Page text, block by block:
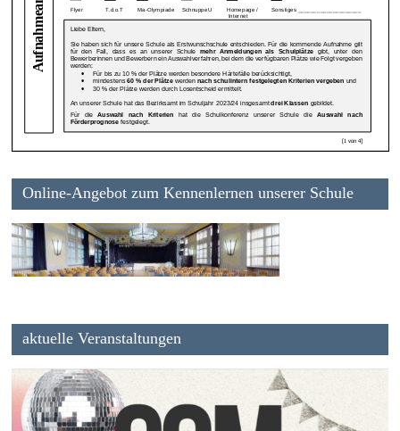
Online-Angebot zum Kennenlernen unserer Schule
aktuelle Veranstaltungen